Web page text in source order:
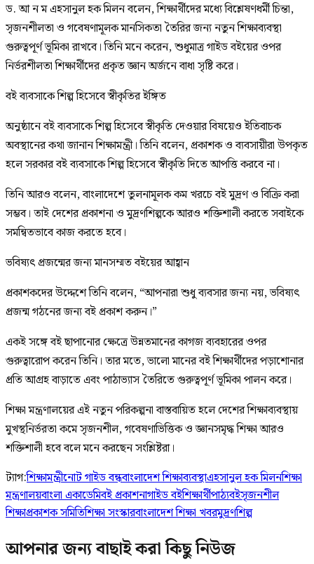
ড. আ ন ম এহসানুল হক মিলন বলেন, শিক্ষার্থীদের মধ্যে বিশ্লেষণধর্মী চিন্তা,
সৃজনশীলতা ও গবেষণামূলক মানসিকতা তৈরির জন্য নতুন শিক্ষাব্যবস্থা
গুরুত্বপূর্ণ ভূমিকা রাখবে। তিনি মনে করেন, শুধুমাত্র গাইড বইয়ের ওপর
নির্ভরশীলতা শিক্ষার্থীদের প্রকৃত জ্ঞান অর্জনে বাধা সৃষ্টি করে।
বই ব্যবসাকে শিল্প হিসেবে স্বীকৃতির ইঙ্গিত
অনুষ্ঠানে বই ব্যবসাকে শিল্প হিসেবে স্বীকৃতি দেওয়ার বিষয়েও ইতিবাচক
অবস্থানের কথা জানান শিক্ষামন্ত্রী। তিনি বলেন, প্রকাশক ও ব্যবসায়ীরা উপকৃত
হলে সরকার বই ব্যবসাকে শিল্প হিসেবে স্বীকৃতি দিতে আপত্তি করবে না।
তিনি আরও বলেন, বাংলাদেশে তুলনামূলক কম খরচে বই মুদ্রণ ও বিক্রি করা
সম্ভব। তাই দেশের প্রকাশনা ও মুদ্রণশিল্পকে আরও শক্তিশালী করতে সবাইকে
সমন্বিতভাবে কাজ করতে হবে।
ভবিষ্যৎ প্রজন্মের জন্য মানসম্মত বইয়ের আহ্বান
প্রকাশকদের উদ্দেশে তিনি বলেন, “আপনারা শুধু ব্যবসার জন্য নয়, ভবিষ্যৎ
প্রজন্ম গঠনের জন্য বই প্রকাশ করুন।”
একই সঙ্গে বই ছাপানোর ক্ষেত্রে উন্নতমানের কাগজ ব্যবহারের ওপর
গুরুত্বারোপ করেন তিনি। তার মতে, ভালো মানের বই শিক্ষার্থীদের পড়াশোনার
প্রতি আগ্রহ বাড়াতে এবং পাঠাভ্যাস তৈরিতে গুরুত্বপূর্ণ ভূমিকা পালন করে।
শিক্ষা মন্ত্রণালয়ের এই নতুন পরিকল্পনা বাস্তবায়িত হলে দেশের শিক্ষাব্যবস্থায়
মুখস্থনির্ভরতা কমে সৃজনশীল, গবেষণাভিত্তিক ও জ্ঞানসমৃদ্ধ শিক্ষা আরও
শক্তিশালী হবে বলে মনে করছেন সংশ্লিষ্টরা।
ট্যাগ:শিক্ষামন্ত্রীনোট গাইড বন্ধবাংলাদেশ শিক্ষাব্যবস্থাএহসানুল হক মিলনশিক্ষা
মন্ত্রণালয়বাংলা একাডেমিবই প্রকাশনাগাইড বইশিক্ষার্থীপাঠ্যবইসৃজনশীল
শিক্ষাপ্রকাশক সমিতিশিক্ষা সংস্কারবাংলাদেশ শিক্ষা খবরমুদ্রণশিল্প
আপনার জন্য বাছাই করা কিছু নিউজ